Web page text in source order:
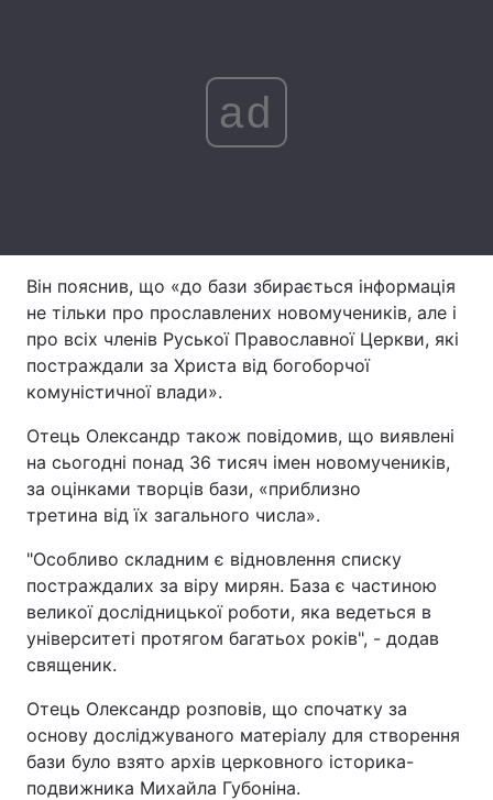
Тема оформлення
ad
Він пояснив, що «до бази збирається інформація
не тільки про прославлених новомучеників, але і
про всіх членів Руської Православної Церкви, які
постраждали за Христа від богоборчої
комуністичної влади».
Отець Олександр також повідомив, що виявлені
на сьогодні понад 36 тисяч імен новомучеників,
за оцінками творців бази, «приблизно
третина від їх загального числа».
"Особливо складним є відновлення списку
постраждалих за віру мирян. База є частиною
великої дослідницької роботи, яка ведеться в
університеті протягом багатьох років", - додав
священик.
Отець Олександр розповів, що спочатку за
основу досліджуваного матеріалу для створення
бази було взято архів церковного історика-
подвижника Михайла Губоніна.